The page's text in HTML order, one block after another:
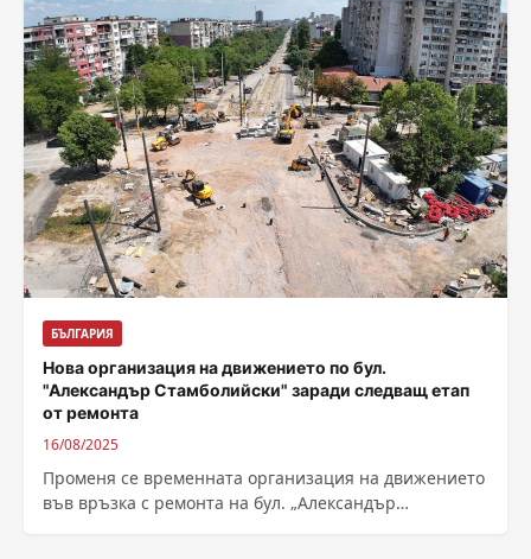
БЪЛГАРИЯ
Нова организация на движението по бул.
"Александър Стамболийски" заради следващ етап
от ремонта
16/08/2025
Променя се временната организация на движението
във връзка с ремонта на бул. „Александър